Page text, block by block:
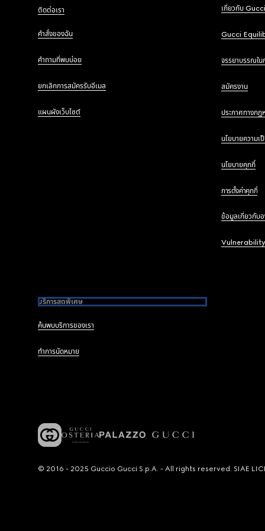
ติดต่อเรา
คำสั่งของฉัน
คำถามที่พบบ่อย
ยกเลิกการสมัครรับอีเมล
แผนผังเว็บไซต์
เกี่ยวกับ Gucci
Gucci
จรรยาบรรณใน
สมัครงาน
ประกาศทางกฎ
นโยบายความเ
นโยบายคุกกี้
การตั้งค่าคุกกี้
ข้อมูลเกี่ยวกับ
บริการสุดพิเศษ
ค้นพบบริการของเรา
ทำการนัดหมาย
© 2016 - 2025 Guccio Gucci S.p.A. - All rights reserved. SIAE